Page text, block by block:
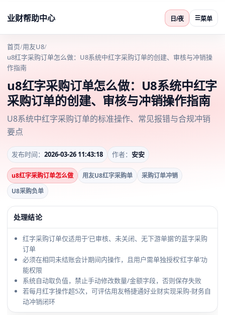
业财帮助中心 日/夜 ☰菜单
首页/用友U8/
u8红字采购订单怎么做：U8系统中红字采购订单的创建、审核与冲销操
作指南
u8红字采购订单怎么做：U8系统中红字
采购订单的创建、审核与冲销操作指南
U8系统中红字采购订单的标准操作、常见报错与合规冲销
要点
发布时间： 2026-03-26 11:43:18 作者： 安安
u8红字采购订单怎么做 用友U8红字采购单
采购订单冲销
U8采购负单
处理结论
红字采购订单仅适用于‘已审核、未关闭、无下游单据’的蓝字采购
订单
必须在相同未结账会计期间内操作，且用户需单独授权‘红字单’功
能权限
系统自动取负值，禁止手动修改数量/金额字段，否则保存失败
若每月红字操作超5次，可评估用友畅捷通好业财实现采购-财务自
动冲销闭环